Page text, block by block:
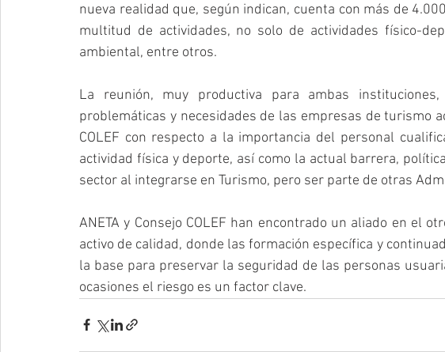
nueva realidad que, según indican, cuenta con más de
multitud de actividades, no solo de actividades físico-
ambiental, entre otros.
La reunión, muy productiva para ambas
problemáticas y necesidades de las empresas de turismo
COLEF con respecto a la importancia del personal
actividad física y deporte, así como la actual barrera,
sector al integrarse en Turismo, pero ser parte de otras
ANETA y Consejo COLEF han encontrado un aliado en el
activo de calidad, donde las formación específica y
la base para preservar la seguridad de las personas
ocasiones el riesgo es un factor clave.